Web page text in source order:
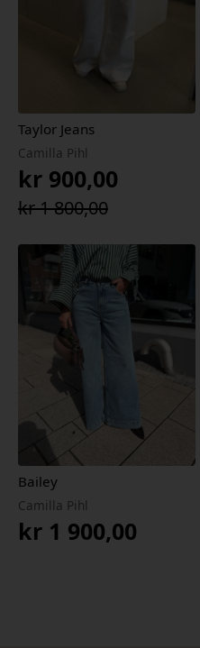
Taylor Jeans
Camilla Pihl
kr1 800,00
Opprinnelig
var:
kr 1
800,00.
kr 900,00
Nåværende
er:
kr 900,00.
Bailey
Camilla Pihl
kr 1 900,00